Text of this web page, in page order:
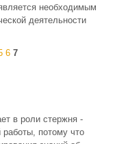
необходимым
деятельности
6 7
в роли стержня -
работы, потому что